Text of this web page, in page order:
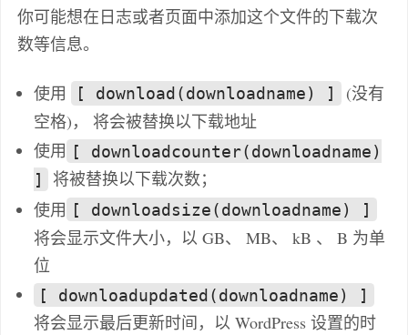
你可能想在日志或者页面中添加这个文件的下载次
数等信息。
使用 [ download(downloadname) ]
(没有
空格)， 将会被替换以下载地址
使用 [ downloadcounter(downloadname)
]
将被替换以下载次数；
使用 [ downloadsize(downloadname) ]
将会显示文件大小，以 GB、 MB、 kB 、 B 为单
位
[ downloadupdated(downloadname) ]
将会显示最后更新时间，以 WordPress 设置的时